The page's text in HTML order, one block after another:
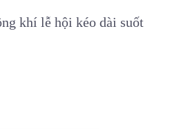
khí lễ hội kéo dài suốt